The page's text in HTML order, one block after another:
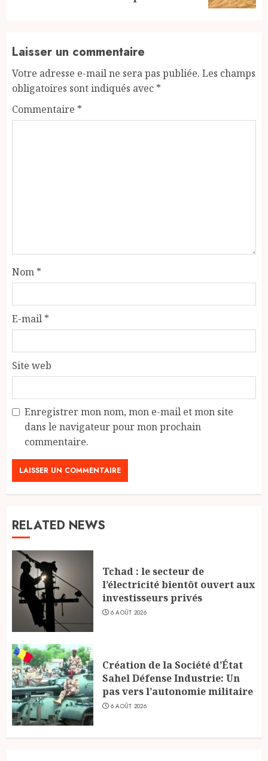
Laisser un commentaire
Votre adresse e-mail ne sera pas publiée. Les champs
obligatoires sont indiqués avec *
Commentaire *
Nom *
E-mail *
Site web
Enregistrer mon nom, mon e-mail et mon site
dans le navigateur pour mon prochain
commentaire.
RELATED NEWS
Tchad : le secteur de
l’électricité bientôt ouvert aux
investisseurs privés
6 AOÛT 2026
Création de la Société d’État
Sahel Défense Industrie: Un
pas vers l’autonomie militaire
6 AOÛT 2026